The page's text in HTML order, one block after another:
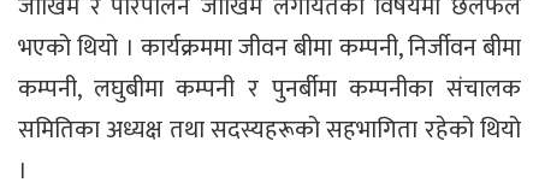
भएको थियो । कार्यक्रममा जीवन बीमा कम्पनी, निर्जीवन बीमा
कम्पनी, लघुबीमा कम्पनी र पुनर्बीमा कम्पनीका संचालक
समितिका अध्यक्ष तथा सदस्यहरूको सहभागिता रहेको थियो
।